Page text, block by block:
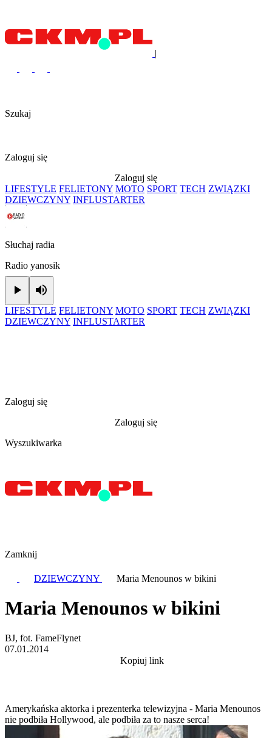
|
Szukaj
Zaloguj się
Zaloguj się
LIFESTYLE FELIETONY MOTO SPORT TECH ZWIĄZKI
DZIEWCZYNY INFLUSTARTER
Słuchaj radia
Radio yanosik
Play
LIFESTYLE FELIETONY MOTO SPORT TECH ZWIĄZKI
DZIEWCZYNY INFLUSTARTER
Zaloguj się
Zaloguj się
Wyszukiwarka
Zamknij
DZIEWCZYNY Maria Menounos w bikini
Maria Menounos w bikini
BJ, fot. FameFlynet
07.01.2014
Kopiuj link
Amerykańska aktorka i prezenterka telewizyjna - Maria Menounos
nie podbiła Hollywood, ale podbiła za to nasze serca!